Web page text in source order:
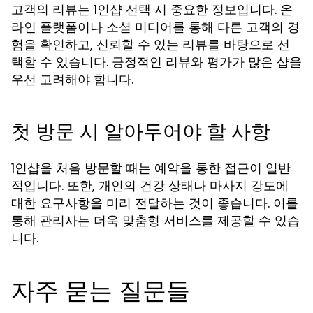
고객의 리뷰는 1인샵 선택 시 중요한 정보입니다. 온
라인 플랫폼이나 소셜 미디어를 통해 다른 고객의 경
험을 확인하고, 신뢰할 수 있는 리뷰를 바탕으로 선
택할 수 있습니다. 긍정적인 리뷰와 평가가 많은 샵을
우선 고려해야 합니다.
첫 방문 시 알아두어야 할 사항
1인샵을 처음 방문할 때는 예약을 통한 접근이 일반
적입니다. 또한, 개인의 건강 상태나 마사지 강도에
대한 요구사항을 미리 전달하는 것이 좋습니다. 이를
통해 관리사는 더욱 맞춤형 서비스를 제공할 수 있습
니다.
자주 묻는 질문들